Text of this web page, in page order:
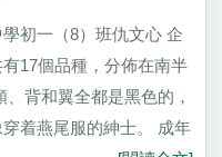
初一（8）班仇文心 企
17個品種，分佈在南半
背和翼全都是黑色的，
着燕尾服的紳士。 成年